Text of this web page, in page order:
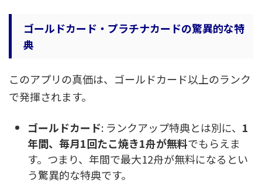
ゴールドカード・プラチナカードの驚異的な特
典
このアプリの真価は、ゴールドカード以上のランク
で発揮されます。
ゴールドカード: ランクアップ特典とは別に、 1
年間、毎月1回たこ焼き1舟が無料でもらえま
す。つまり、年間で最大12舟が無料になるとい
う驚異的な特典です。